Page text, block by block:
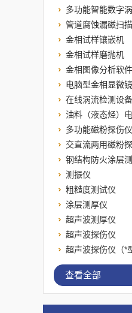
检测系统
多功能智能数字
管道腐蚀漏磁扫
金相试样镶嵌机
金相试样磨抛机
金相图像分析软
电脑型金相显微镜
在线涡流检测设备
油料（液态烃）
多功能磁粉探伤仪
交直流两用磁粉
钢结构防火涂层
测振仪
粗糙度测试仪
涂层测厚仪
超声波测厚仪
超声波探伤仪
超声波探伤仪（*
查看全部